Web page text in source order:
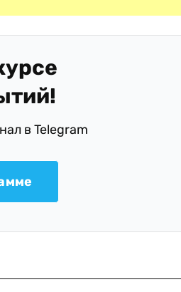
в Telegram